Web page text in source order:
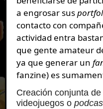
a engrosar sus
contacto con
actividad entra
que gente amateur
ya que generar un
fanzine) es
Creación conjunta
videojuegos o